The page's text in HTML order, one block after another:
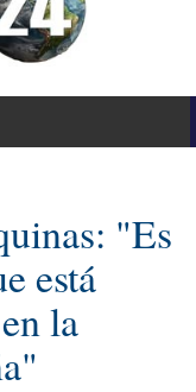
"Es
está
la